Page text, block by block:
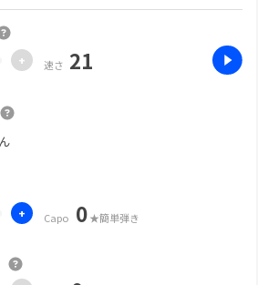
+ 速さ 21
+ Capo 0★簡単弾き